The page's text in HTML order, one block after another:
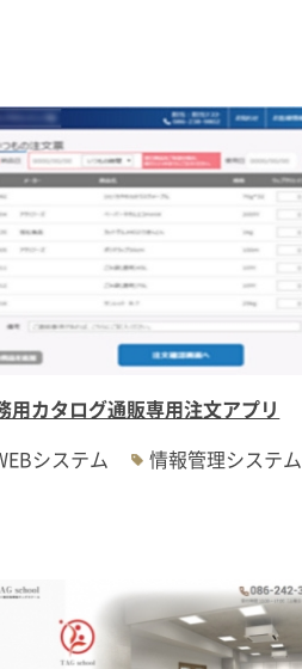
用カタログ通販専用注文アプリ
システム
情報管理システム